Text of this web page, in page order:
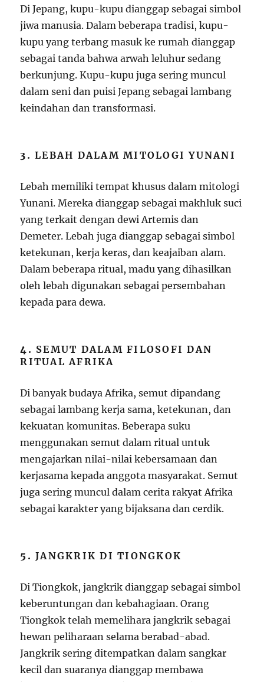
Di Jepang, kupu-kupu dianggap sebagai simbol
jiwa manusia. Dalam beberapa tradisi, kupu-
kupu yang terbang masuk ke rumah dianggap
sebagai tanda bahwa arwah leluhur sedang
berkunjung. Kupu-kupu juga sering muncul
dalam seni dan puisi Jepang sebagai lambang
keindahan dan transformasi.
3.LEBAH DALAM MITOLOGI YUNANI
Lebah memiliki tempat khusus dalam mitologi
Yunani. Mereka dianggap sebagai makhluk suci
yang terkait dengan dewi Artemis dan
Demeter. Lebah juga dianggap sebagai simbol
ketekunan, kerja keras, dan keajaiban alam.
Dalam beberapa ritual, madu yang dihasilkan
oleh lebah digunakan sebagai persembahan
kepada para dewa.
4. SEMUT DALAM FILOSOFI DAN
RITUAL AFRIKA
Di banyak budaya Afrika, semut dipandang
sebagai lambang kerja sama, ketekunan, dan
kekuatan komunitas. Beberapa suku
menggunakan semut dalam ritual untuk
mengajarkan nilai-nilai kebersamaan dan
kerjasama kepada anggota masyarakat. Semut
juga sering muncul dalam cerita rakyat Afrika
sebagai karakter yang bijaksana dan cerdik.
5.JANGKRIK DI TIONGKOK
Di Tiongkok, jangkrik dianggap sebagai simbol
keberuntungan dan kebahagiaan. Orang
Tiongkok telah memelihara jangkrik sebagai
hewan peliharaan selama berabad-abad.
Jangkrik sering ditempatkan dalam sangkar
kecil dan suaranya dianggap membawa